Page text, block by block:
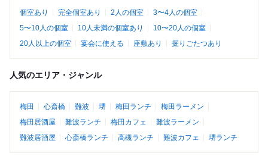
個室あり 完全個室あり 2人の個室
3〜4人の個室
5〜10人の個室
10人未満の個室あり
10〜20人の個室
20人以上の個室
宴会に使える 座敷あり 掘りごたつあり
人気のエリア・ジャンル
梅田 心斎橋 難波 堺 梅田ランチ
梅田ラーメン
梅田居酒屋
難波ランチ 梅田カフェ
難波ラーメン
難波居酒屋
心斎橋ランチ 高槻ランチ 難波カフェ 堺ランチ